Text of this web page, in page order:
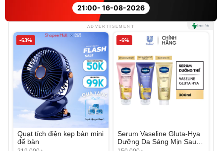
21:00- 16-08-2026
ADVERTISEMENT
-63%
Quạt tích điện kẹp bàn mini
để bàn
-6%
Serum Vaseline Gluta-Hya
Dưỡng Da Sáng Mịn Sau 7
Ngày